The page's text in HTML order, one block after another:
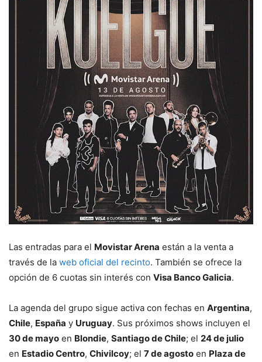
Las entradas para el Movistar Arena están a la venta a
través de la web oficial del recinto. También se ofrece la
opción de 6 cuotas sin interés con Visa Banco Galicia.
La agenda del grupo sigue activa con fechas en Argentina,
Chile, España y Uruguay. Sus próximos shows incluyen el
30 de mayo en Blondie, Santiago de Chile; el 24 de julio
en Estadio Centro, Chivilcoy; el 7 de agosto en Plaza de